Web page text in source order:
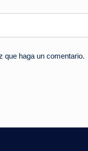
que haga un comentario.